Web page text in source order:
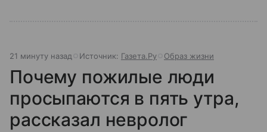
21 минуту назад Источник: Газета.Ру Образ жизни
Почему пожилые люди
просыпаются в пять утра,
рассказал невролог